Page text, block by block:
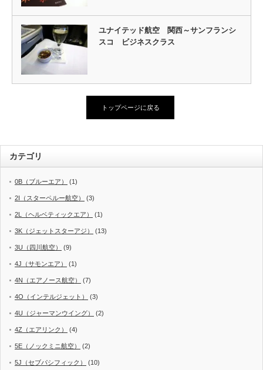
ユナイテッド航空 関西～サンフランシ
スコ ビジネスクラス
トップページに戻る
カテゴリ
0B（ブルーエア） (1)
2I（スターペルー航空） (3)
2L（ヘルベティックエア） (1)
3K（ジェットスターアジ） (13)
3U（四川航空） (9)
4J（サモンエア） (1)
4N（エアノース航空） (7)
4O（インテルジェット） (3)
4U（ジャーマンウイング） (2)
4Z（エアリンク） (4)
5E（ノックミニ航空） (2)
5J（セブパシフィック） (10)